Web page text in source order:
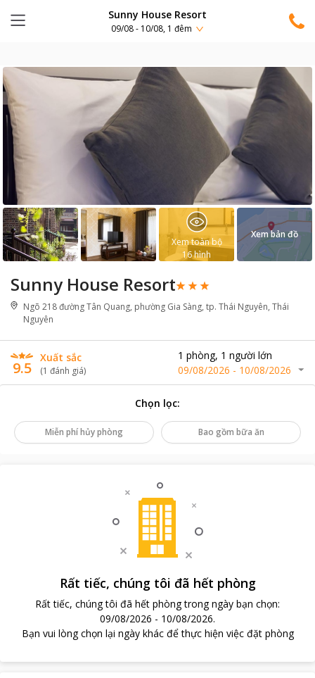
Sunny House Resort
09/08 - 10/08, 1 đêm
Sunny House Resort
Ngõ 218 đường Tân Quang, phường Gia Sàng, tp. Thái Nguyên, Thái
Nguyên
9.5
Xuất sắc
(1 đánh giá)
1 phòng, 1 người lớn
09/08/2026 - 10/08/2026
Xem toàn bộ
16hình
Xem bản đồ
Chọn lọc:
Miễn phí hủy phòng Bao gồm bữa ăn
Rất tiếc, chúng tôi đã hết phòng
Rất tiếc, chúng tôi đã hết phòng trong ngày bạn chọn:
09/08/2026 - 10/08/2026.
Bạn vui lòng chọn lại ngày khác để thực hiện việc đặt phòng